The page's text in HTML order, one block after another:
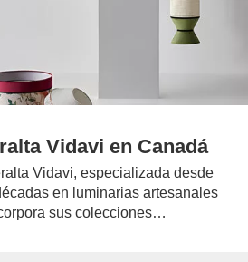
Vidavi en Canadá
Vidavi, especializada desde
en luminarias artesanales
sus colecciones…